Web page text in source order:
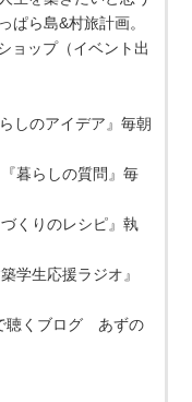
ぱら島&村旅計画。
ョップ（イベント出
しのアイデア』毎朝
暮らしの質問』毎
くりのレシピ』執
学生応援ラジオ』
聴くブログ あずの